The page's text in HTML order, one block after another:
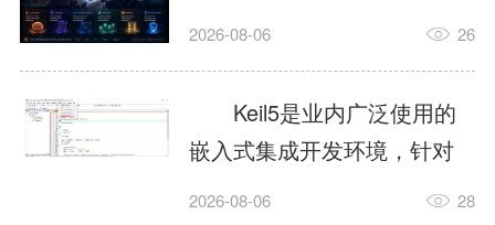
我订个明天早上的闹钟，它
这样？因为AI，就是个只会
耍嘴皮子的书呆子。它脑子
里有海量知识，但没有真正
激发出来实力。而
2026-08-06 26
Keil5是业内广泛使用的
嵌入式集成开发环境，针对
ARM、51内核单片机提供编
2026-08-06 28